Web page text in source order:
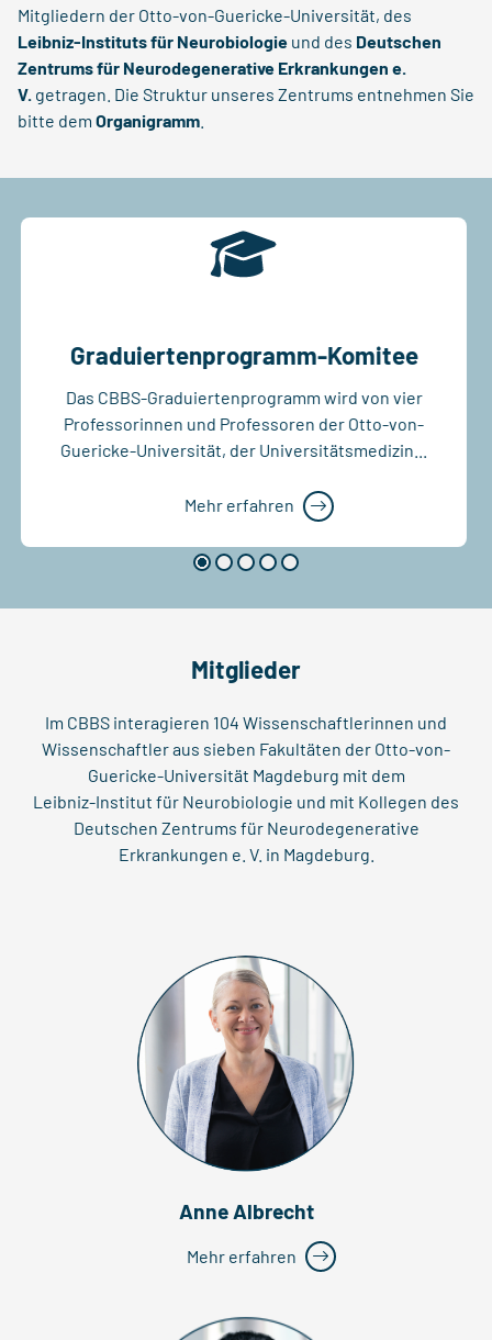
Mitgliedern der Otto-von-Guericke-Universität, des
Leibniz-Instituts für Neurobiologie und des Deutschen
Zentrums für Neurodegenerative Erkrankungen e.
V. getragen. Die Struktur unseres Zentrums entnehmen Sie
bitte dem Organigramm
Graduiertenprogramm-Komitee
Das CBBS-Graduiertenprogramm wird von vier
Professorinnen und Professoren der Otto-von-
Guericke-Universität, der Universitätsmedizin...
Mehr erfahren
Mitglieder
Im CBBS interagieren 104 Wissenschaftlerinnen und
Wissenschaftler aus sieben Fakultäten der Otto-von-
Guericke-Universität Magdeburg mit dem
Leibniz-Institut für Neurobiologie und mit Kollegen des
Deutschen Zentrums für Neurodegenerative
Erkrankungen e. V. in Magdeburg.
Anne Albrecht
Mehr erfahren